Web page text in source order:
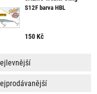
S12F barva HBL
150Kč